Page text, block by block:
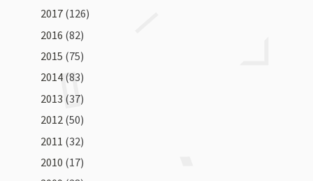
2017 (126)
2016 (82)
2015 (75)
2014 (83)
2013 (37)
2012 (50)
2011 (32)
2010 (17)